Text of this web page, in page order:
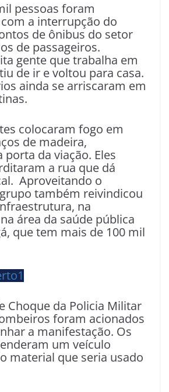
pessoas foram
a interrupção do
de ônibus do setor
de passageiros.
gente que trabalha em
de ir e voltou para casa.
ainda se arriscaram em
colocaram fogo em
de madeira,
porta da viação. Eles
a rua que dá
Aproveitando o
também reivindicou
na
área da saúde pública
que tem mais de 100 mil
Choque da Policia Militar
foram acionados
a manifestação. Os
um veículo
material que seria usado